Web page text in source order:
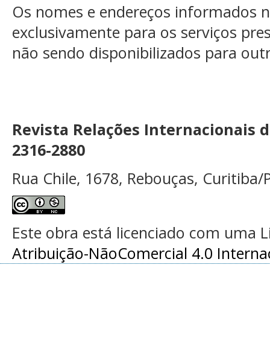
Os nomes e endereços informados
exclusivamente para os serviços
não sendo disponibilizados para
Revista Relações Internacionais
2316-2880
Rua Chile, 1678, Rebouças, Curitiba/
Este obra está licenciado com uma
Atribuição-NãoComercial 4.0